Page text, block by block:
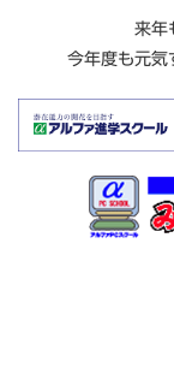
来年
今年度も元気